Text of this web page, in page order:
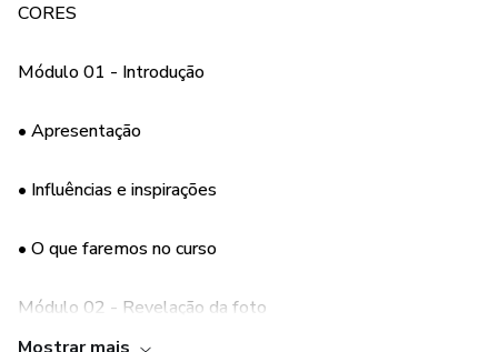
CORES
Módulo 01 - Introdução
• Apresentação
• Influências e inspirações
• O que faremos no curso
Módulo 02 - Revelação da foto